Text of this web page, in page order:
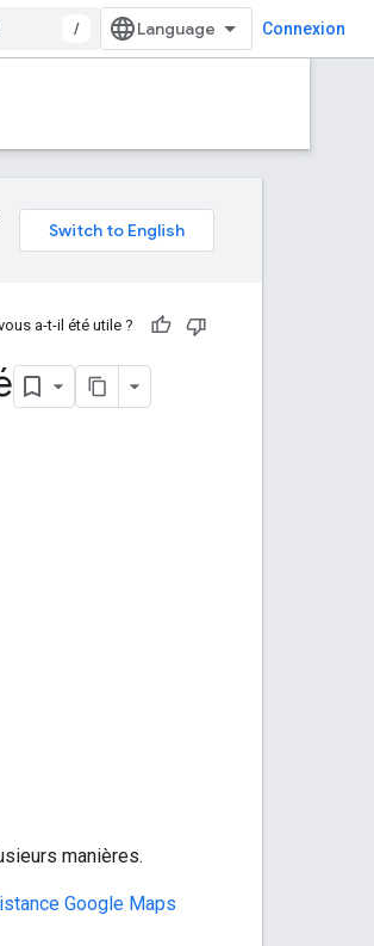
/ Connexion
a-t-il été utile ?
manières.
Google Maps